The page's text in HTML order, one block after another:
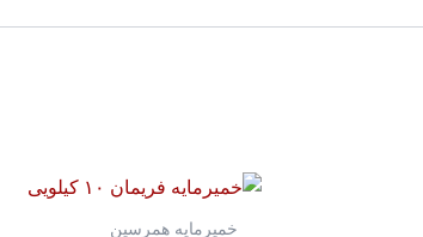
خمیرمایه همرسین